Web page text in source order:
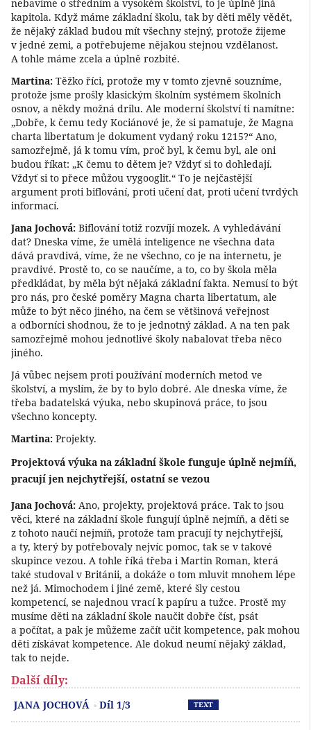
nebavíme o středním a vysokém školství, to je úplně jiná
kapitola. Když máme základní školu, tak by děti měly vědět,
že nějaký základ budou mít všechny stejný, protože žijeme
v jedné zemi, a potřebujeme nějakou stejnou vzdělanost.
A tohle máme zcela a úplně rozbité.
Martina: Těžko říci, protože my v tomto zjevně souzníme,
protože jsme prošly klasickým školním systémem školních
osnov, a někdy možná drilu. Ale moderní školství ti namítne:
„Dobře, k čemu tedy Kociánové je, že si pamatuje, že Magna
charta libertatum je dokument vydaný roku 1215?“ Ano,
samozřejmě, já k tomu vím, proč byl, k čemu byl, ale oni
budou říkat: „K čemu to dětem je? Vždyť si to dohledají.
Vždyť si to přece můžou vygooglit.“ To je nejčastější
argument proti biflování, proti učení dat, proti učení tvrdých
informací.
Jana Jochová: Biflování totiž rozvíjí mozek. A vyhledávání
dat? Dneska víme, že umělá inteligence ne všechna data
dává pravdivá, víme, že ne všechno, co je na internetu, je
pravdivé. Prostě to, co se naučíme, a to, co by škola měla
předkládat, by měla být nějaká základní fakta. Nemusí to být
pro nás, pro české poměry Magna charta libertatum, ale
může to být něco jiného, na čem se většinová veřejnost
a odborníci shodnou, že to je jednotný základ. A na ten pak
samozřejmě mohou jednotlivé školy nabalovat třeba něco
jiného.
Já vůbec nejsem proti používání moderních metod ve
školství, a myslím, že by to bylo dobré. Ale dneska víme, že
třeba badatelská výuka, nebo skupinová práce, to jsou
všechno koncepty.
Martina: Projekty.
Projektová výuka na základní škole funguje úplně nejmíň,
pracují jen nejchytřejší, ostatní se vezou
Jana Jochová: Ano, projekty, projektová práce. Tak to jsou
věci, které na základní škole fungují úplně nejmíň, a děti se
z tohoto naučí nejmíň, protože tam pracují ty nejchytřejší,
a ty, který by potřebovaly nejvíc pomoc, tak se v takové
skupince vezou. A tohle říká třeba i Martin Roman, která
také studoval v Británii, a dokáže o tom mluvit mnohem lépe
než já. Mimochodem i jiné země, které šly cestou
kompetencí, se najednou vrací k papíru a tužce. Prostě my
musíme děti na základní škole naučit dobře číst, psát
a počítat, a pak je můžeme začít učit kompetence, pak mohou
děti získávat kompetence. Ale dokud neumí nějaký základ,
tak to nejde.
Další díly:
JANA JOCHOVÁ Díl 1/3 TEXT